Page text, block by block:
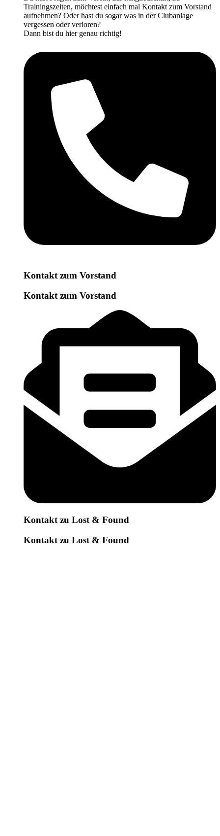
Trainingszeiten, möchtest einfach mal Kontakt zum Vorstand
aufnehmen? Oder hast du sogar was in der Clubanlage
vergessen oder verloren?
Dann bist du hier genau richtig!
Kontakt zum Vorstand
Kontakt zum Vorstand
Kontakt zu Lost & Found
Kontakt zu Lost & Found